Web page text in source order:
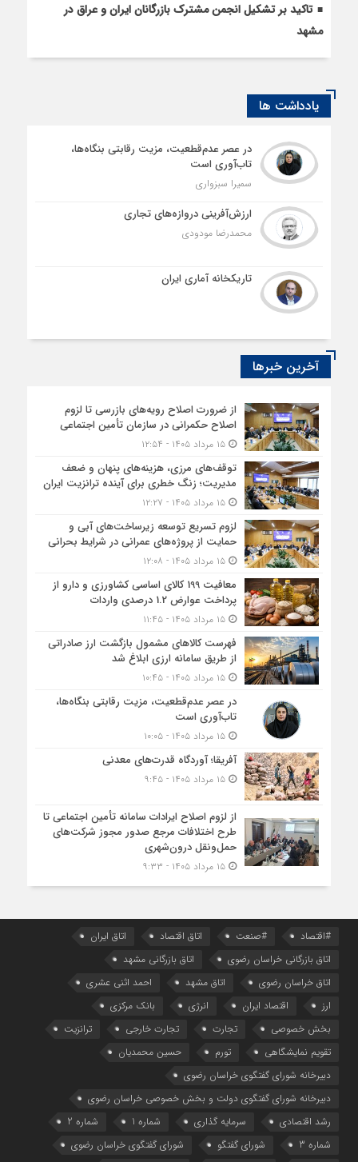
تاکید بر تشکیل انجمن مشترک بازرگانان ایران و عراق در
مشهد
یادداشت ها
در عصر عدم‌قطعیت، مزیت رقابتی بنگاه‌ها،
تاب‌آوری است
سمیرا سبزواری
ارزش‌آفرینی دروازه‌های تجاری
محمدرضا مودودی
تاریکخانه آماری ایران
آخرین خبرها
از ضرورت اصلاح رویه‌های بازرسی تا لزوم
اصلاح حکمرانی در سازمان تأمین اجتماعی
۱۵ مرداد ۱۴۰۵ - ۱۲:۵۴
توقف‌های مرزی، هزینه‌های پنهان و ضعف
مدیریت؛ زنگ خطری برای آینده ترانزیت ایران
۱۵ مرداد ۱۴۰۵ - ۱۲:۲۷
لزوم تسریع توسعه زیرساخت‌های آبی و
حمایت از پروژه‌های عمرانی در شرایط بحرانی
۱۵ مرداد ۱۴۰۵ - ۱۲:۰۸
معافیت 199 کالای اساسی کشاورزی و دارو از
پرداخت عوارض 1.2 درصدی واردات
۱۵ مرداد ۱۴۰۵ - ۱۱:۴۵
فهرست کالاهای مشمول بازگشت ارز صادراتی
از طریق سامانه ارزی ابلاغ شد
۱۵ مرداد ۱۴۰۵ - ۱۰:۴۵
در عصر عدم‌قطعیت، مزیت رقابتی بنگاه‌ها،
تاب‌آوری است
۱۵ مرداد ۱۴۰۵ - ۱۰:۰۵
آفریقا؛ آوردگاه قدرت‌های معدنی
۱۵ مرداد ۱۴۰۵ - ۹:۴۵
از لزوم اصلاح ایرادات سامانه تأمین اجتماعی تا
طرح اختلافات مرجع صدور مجوز شرکت‌های
حمل‌ونقل درون‌شهری
۱۵ مرداد ۱۴۰۵ - ۹:۳۳
#اقتصاد #صنعت اتاق اقتصاد
اتاق ایران
اتاق بازرگانی خراسان رضوی
اتاق بازرگانی مشهد
اتاق خراسان رضوی
اتاق مشهد
احمد اثنی عشری
ارز
اقتصاد ایران انرژی
بانک مرکزی
بخش خصوصی
تجارت تجارت خارجی
ترانزیت
تقویم نمایشگاهی
تورم
حسین محمدیان
دبیرخانه شورای گفتگوی خراسان رضوی
دبیرخانه شورای گفتگوی دولت و بخش خصوصی خراسان رضوی
رشد اقتصادی
سرمایه گذاری شماره 1
شماره 2
شماره 3
شورای گفتگو
شورای گفتگوی خراسان رضوی